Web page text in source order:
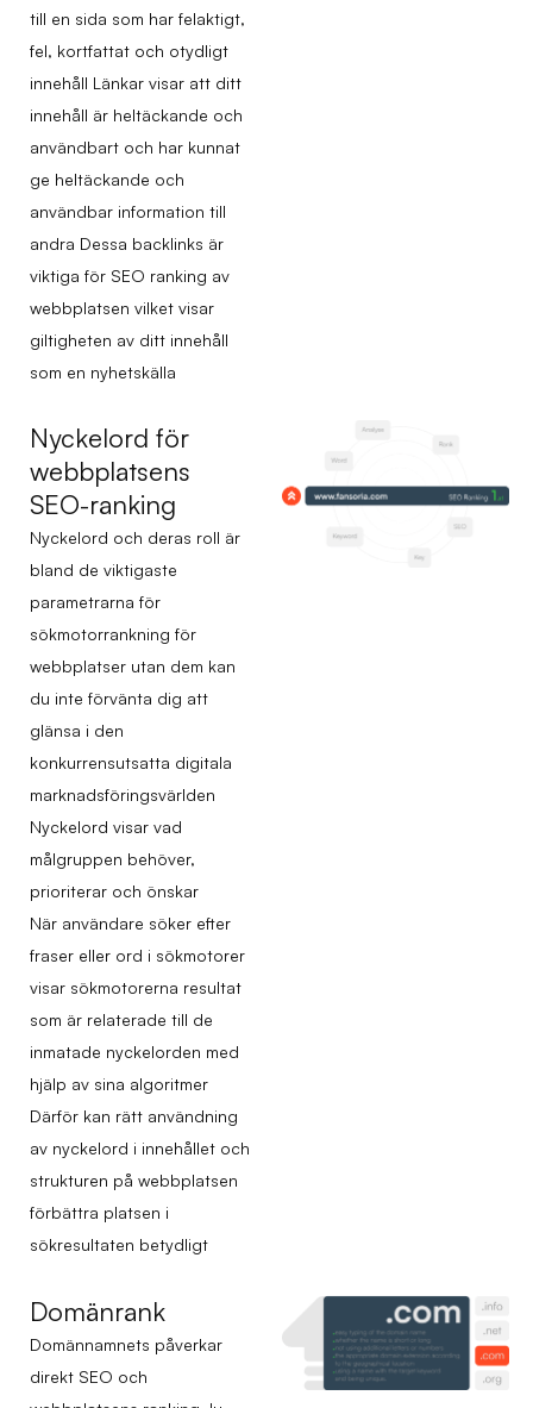
till en sida som har felaktigt,
fel, kortfattat och otydligt
innehåll Länkar visar att ditt
innehåll är heltäckande och
användbart och har kunnat
ge heltäckande och
användbar information till
andra Dessa backlinks är
viktiga för SEO ranking av
webbplatsen vilket visar
giltigheten av ditt innehåll
som en nyhetskälla
Nyckelord för
webbplatsens
SEO-ranking
Nyckelord och deras roll är
bland de viktigaste
parametrarna för
sökmotorrankning för
webbplatser utan dem kan
du inte förvänta dig att
glänsa i den
konkurrensutsatta digitala
marknadsföringsvärlden
Nyckelord visar vad
målgruppen behöver,
prioriterar och önskar
När användare söker efter
fraser eller ord i sökmotorer
visar sökmotorerna resultat
som är relaterade till de
inmatade nyckelorden med
hjälp av sina algoritmer
Därför kan rätt användning
av nyckelord i innehållet och
strukturen på webbplatsen
förbättra platsen i
sökresultaten betydligt
Domänrank
Domännamnets påverkar
direkt SEO och